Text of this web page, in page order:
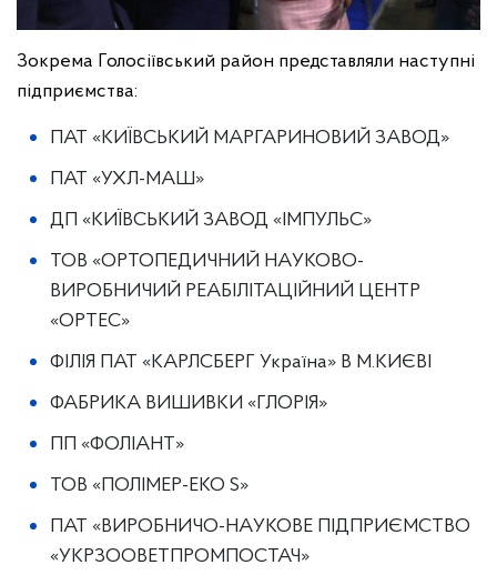
Зокрема Голосіївський район представляли наступні
підприємства:
ПАТ «КИЇВСЬКИЙ МАРГАРИНОВИЙ ЗАВОД»
ПАТ «УХЛ-МАШ»
ДП «КИЇВСЬКИЙ ЗАВОД «ІМПУЛЬС»
ТОВ «ОРТОПЕДИЧНИЙ НАУКОВО-
ВИРОБНИЧИЙ РЕАБІЛІТАЦІЙНИЙ ЦЕНТР
«ОРТЕС»
ФІЛІЯ ПАТ «КАРЛСБЕРГ Україна» В М.КИЄВІ
ФАБРИКА ВИШИВКИ «ГЛОРІЯ»
ПП «ФОЛІАНТ»
ТОВ «ПОЛІМЕР-ЕКО S»
ПАТ «ВИРОБНИЧО-НАУКОВЕ ПІДПРИЄМСТВО
«УКРЗООВЕТПРОМПОСТАЧ»